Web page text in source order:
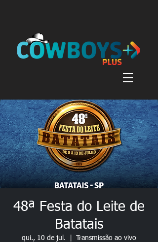
48ª Festa do Leite de
Batatais
qui., 10 de jul. Transmissão ao vivo